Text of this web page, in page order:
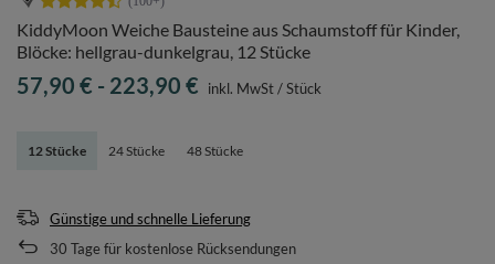
KiddyMoon Weiche Bausteine aus Schaumstoff für Kinder,
Blöcke: hellgrau-dunkelgrau, 12 Stücke
12 Stücke 24 Stücke 48 Stücke
57,90 € - 223,90 € inkl. MwSt/Stück
Günstige und schnelle Lieferung
30 Tage für kostenlose Rücksendungen